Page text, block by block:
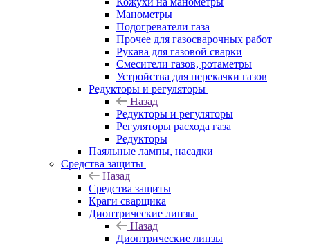
Манометры
Подогреватели газа
Прочее для газосварочных работ
Рукава для газовой сварки
Смесители газов, ротаметры
Устройства для перекачки газов
Редукторы и регуляторы
Назад
Редукторы и регуляторы
Регуляторы расхода газа
Редукторы
Паяльные лампы, насадки
Средства защиты
Назад
Средства защиты
Краги сварщика
Диоптрические линзы
Назад
Диоптрические линзы